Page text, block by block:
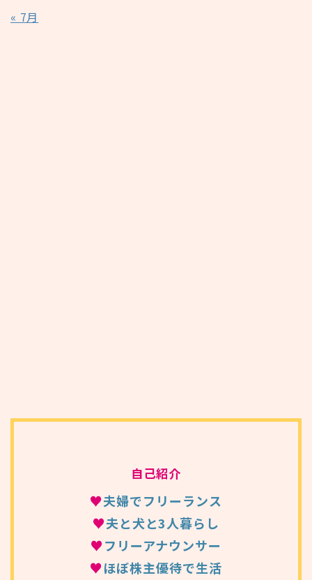
« 7月
自己紹介
♥夫婦でフリーランス
♥夫と犬と3人暮らし
♥フリーアナウンサー
♥ほぼ株主優待で生活